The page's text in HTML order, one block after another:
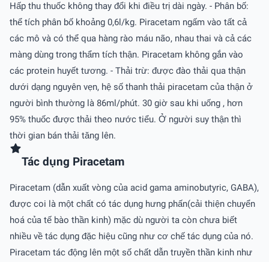
Hấp thu thuốc không thay đổi khi điều trị dài ngày. - Phân bố:
thể tích phân bố khoảng 0,6l/kg. Piracetam ngấm vào tất cả
các mô và có thể qua hàng rào máu não, nhau thai và cả các
màng dùng trong thẩm tích thận. Piracetam không gắn vào
các protein huyết tương. - Thải trừ: được đào thải qua thận
dưới dạng nguyên vẹn, hệ số thanh thải piracetam của thận ở
người bình thường là 86ml/phút. 30 giờ sau khi uống , hơn
95% thuốc được thải theo nước tiểu. Ở người suy thận thì
thời gian bán thải tăng lên.
Tác dụng Piracetam
Piracetam (dẫn xuất vòng của acid gama aminobutyric, GABA),
được coi là một chất có tác dụng hưng phấn(cải thiện chuyển
hoá của tế bào thần kinh) mặc dù người ta còn chưa biết
nhiều về tác dụng đặc hiệu cũng như cơ chế tác dụng của nó.
Piracetam tác động lên một số chất dẫn truyền thần kinh như